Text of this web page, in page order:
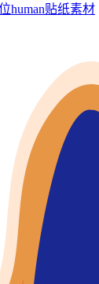
human贴纸素材